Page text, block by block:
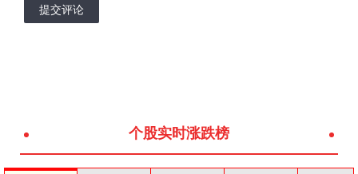
提交评论
个股实时涨跌榜